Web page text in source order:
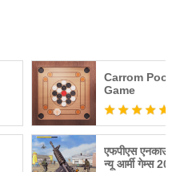
Carrom Pool:
Game
एफपीएस
न्यू आर्मी गेम्स